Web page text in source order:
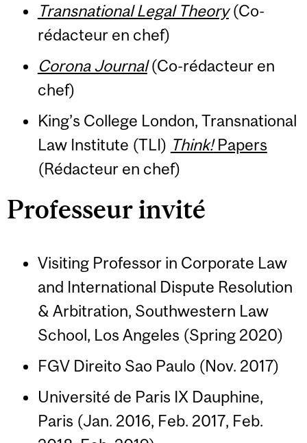
Transnational Legal Theory (Co-
rédacteur en chef)
Corona Journal (Co-rédacteur en
chef)
King’s College London, Transnational
Law Institute (TLI) Think!Papers
(Rédacteur en chef)
Professeur invité
Visiting Professor in Corporate Law
and International Dispute Resolution
& Arbitration, Southwestern Law
School, Los Angeles (Spring 2020)
FGV Direito Sao Paulo (Nov. 2017)
Université de Paris IX Dauphine,
Paris (Jan. 2016, Feb. 2017, Feb.